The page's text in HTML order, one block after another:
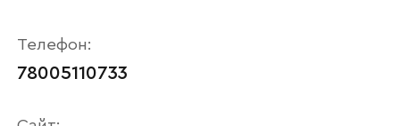
Телефон:
78005110733